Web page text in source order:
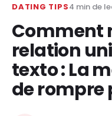
DATING TIPS4 min de
Comment
relation
texto : La
de rompre